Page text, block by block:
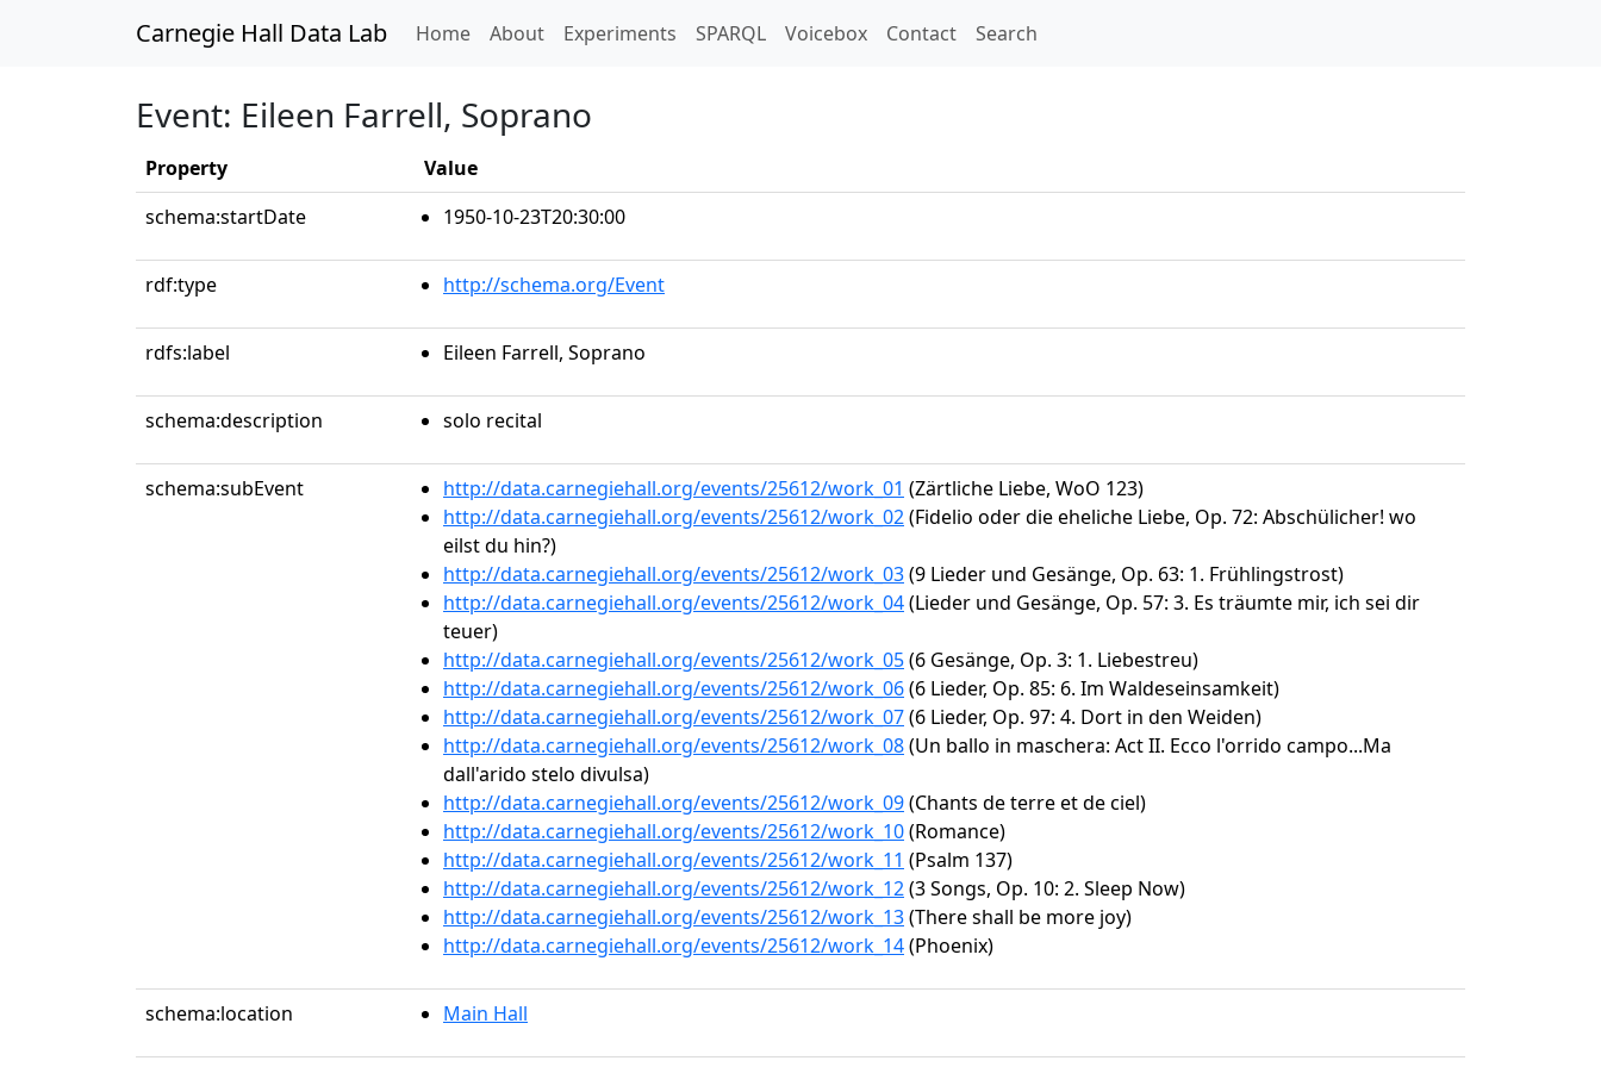
Carnegie Hall Data Lab Home(current)
About Experiments SPARQL Voicebox Contact Search
Event: Eileen Farrell, Soprano
Property
Value
schema:startDate
1950-10-23T20:30:00
rdf:type http://schema.org/Event
rdfs:label Eileen Farrell, Soprano
schema:description solo recital
schema:subEvent http://data.carnegiehall.org/events/25612/work_01 (Zärtliche Liebe, WoO 123)
http://data.carnegiehall.org/events/25612/work_02(Fidelio oder die eheliche Liebe, Op. 72: Abschülicher! wo
eilst du hin?)
http://data.carnegiehall.org/events/25612/work_03(9 Lieder und Gesänge, Op. 63: 1. Frühlingstrost)
http://data.carnegiehall.org/events/25612/work_04(Lieder und Gesänge, Op. 57: 3. Es träumte mir, ich sei dir
teuer)
http://data.carnegiehall.org/events/25612/work_05(6 Gesänge, Op. 3: 1. Liebestreu)
http://data.carnegiehall.org/events/25612/work_06(6 Lieder, Op. 85: 6. Im Waldeseinsamkeit)
http://data.carnegiehall.org/events/25612/work_07(6 Lieder, Op. 97: 4. Dort in den Weiden)
http://data.carnegiehall.org/events/25612/work_08(Un ballo in maschera: Act II. Ecco l'orrido campo...Ma
dall'arido stelo divulsa)
http://data.carnegiehall.org/events/25612/work_09(Chants de terre et de ciel)
http://data.carnegiehall.org/events/25612/work_10(Romance)
http://data.carnegiehall.org/events/25612/work_11 (Psalm 137)
http://data.carnegiehall.org/events/25612/work_12(3 Songs, Op. 10: 2. Sleep Now)
http://data.carnegiehall.org/events/25612/work_13(There shall be more joy)
http://data.carnegiehall.org/events/25612/work_14(Phoenix)
schema:location Main Hall